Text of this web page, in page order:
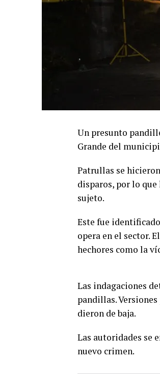
Un presunto
Grande del
Patrullas se
disparos, por lo
sujeto.
Este fue
opera en el sector.
hechores como la
Las indagaciones
pandillas.
dieron de baja.
Las autoridades se
nuevo crimen.